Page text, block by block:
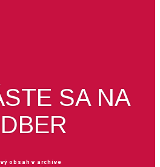
SA NA
obsah v archíve